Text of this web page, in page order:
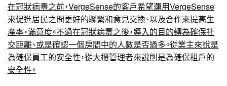
在冠狀病毒之前，VergeSense的客戶希望運用VergeSense
來促進居民之間更好的聯繫和意見交換、以及合作來提高生
產率・滿意度。不過在冠狀病毒之後，導入的目的轉為確保社
交距離、或是確認一個房間中的人數是否過多。從業主來說是
為確保員工的安全性，從大樓管理者來說則是為確保租戶的
安全性。